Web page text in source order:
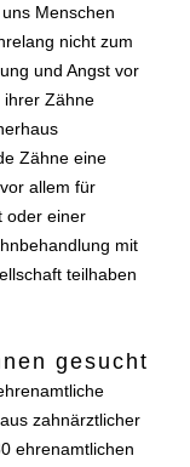
Menschen
nicht zum
und Angst vor
ihrer Zähne
Zähne eine
allem für
oder einer
mit
teilhaben
gesucht
zahnärztlicher
ehrenamtlichen